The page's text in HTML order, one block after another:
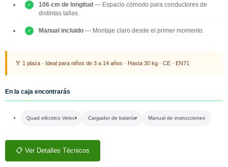
106 cm de longitud — Espacio cómodo para conductores de
distintas tallas.
Manual incluido — Montaje claro desde el primer momento.
🏅 1 plaza · Ideal para niños de 3 a 14 años · Hasta 30 kg · CE · EN71
En la caja encontrarás
Quad eléctrico Veloci Cargador de batería Manual de instrucciones
📋 Ver Detalles Técnicos